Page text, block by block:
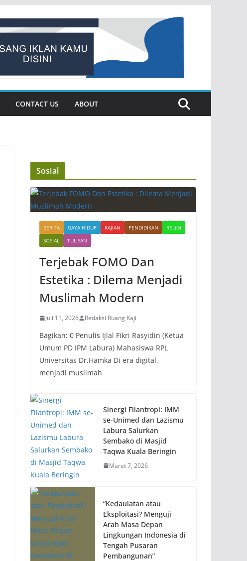
CONTACT US ABOUT
Sosial
BERITA GAYA HIDUP KAJIAN PENDIDIKAN
RELIGI
SOSIAL
TULISAN
Terjebak FOMO Dan
Estetika : Dilema Menjadi
Muslimah Modern
Juli 11, 2026 Redaksi Ruang Kaji
Bagikan: 0 Penulis Ijlal Fikri Rasyidin (Ketua
Umum PD IPM Labura) Mahasiswa RPL
Universitas Dr.Hamka Di era digital,
menjadi muslimah
Sinergi Filantropi: IMM
se-Unimed dan Lazismu
Labura Salurkan
Sembako di Masjid
Taqwa Kuala Beringin
Maret 7, 2026
“Kedaulatan atau
Eksploitasi? Menguji
Arah Masa Depan
Lingkungan Indonesia di
Tengah Pusaran
Pembangunan”